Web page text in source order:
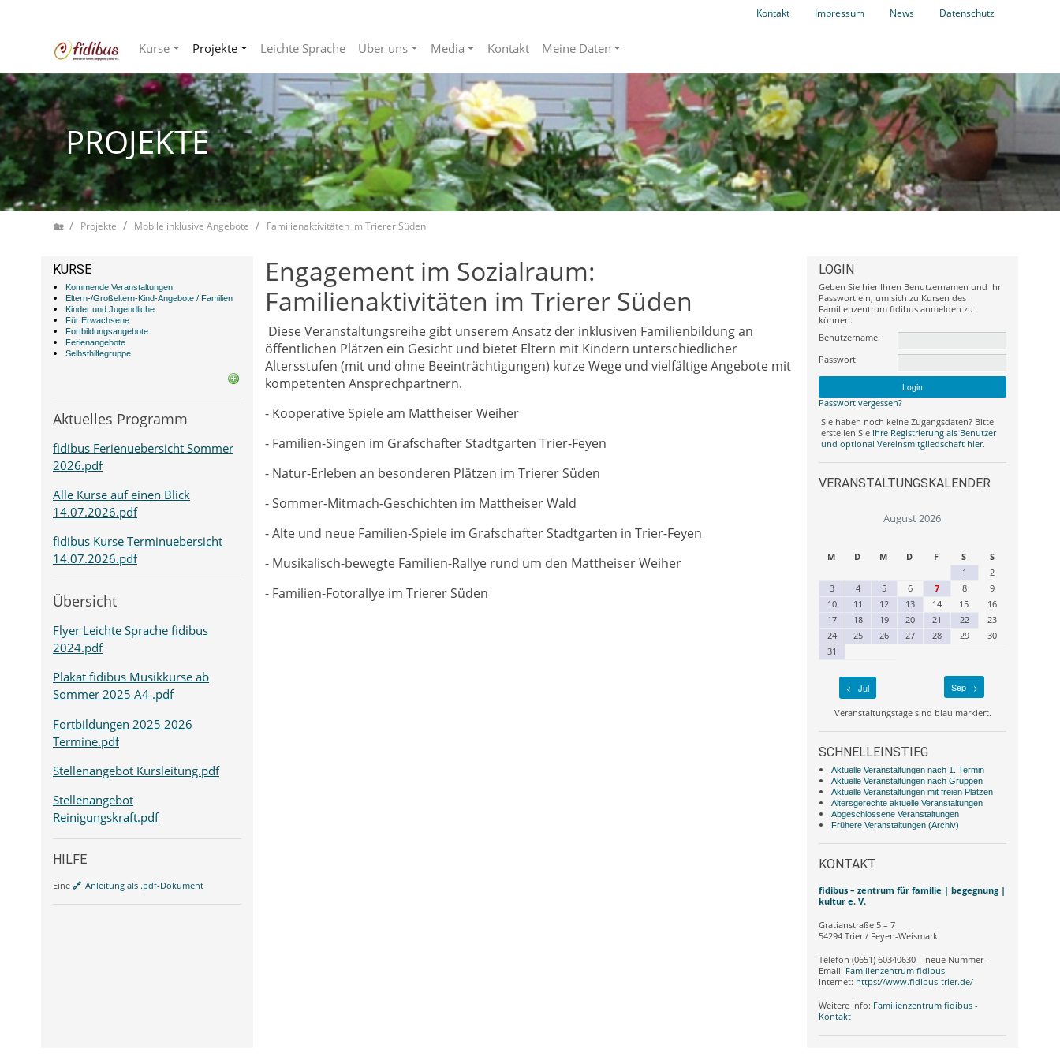
Zum Inhalt springen
Kontakt Impressum News Datenschutz
Kurse Projekte Leichte Sprache Über uns Media Kontakt Meine Daten
PROJEKTE
HomeProjekte Mobile inklusive Angebote Familienaktivitäten im Trierer Süden
Engagement im Sozialraum:
Familienaktivitäten im Trierer Süden
Diese Veranstaltungsreihe gibt unserem Ansatz der inklusiven Familienbildung an
öffentlichen Plätzen ein Gesicht und bietet Eltern mit Kindern unterschiedlicher
Altersstufen (mit und ohne Beeinträchtigungen) kurze Wege und vielfältige Angebote mit
kompetenten Ansprechpartnern.
- Kooperative Spiele am Mattheiser Weiher
- Familien-Singen im Grafschafter Stadtgarten Trier-Feyen
- Natur-Erleben an besonderen Plätzen im Trierer Süden
- Sommer-Mitmach-Geschichten im Mattheiser Wald
- Alte und neue Familien-Spiele im Grafschafter Stadtgarten in Trier-Feyen
- Musikalisch-bewegte Familien-Rallye rund um den Mattheiser Weiher
- Familien-Fotorallye im Trierer Süden
KURSE
Kommende Veranstaltungen
Eltern-/Großeltern-Kind-Angebote / Familien
Kinder und Jugendliche
Für Erwachsene
Fortbildungsangebote
Ferienangebote
Selbsthilfegruppe
Aktuelles Programm
fidibus Ferienuebersicht Sommer
2026.pdf
Alle Kurse auf einen Blick
14.07.2026.pdf
fidibus Kurse Terminuebersicht
14.07.2026.pdf
Übersicht
Flyer Leichte Sprache fidibus
2024.pdf
Plakat fidibus Musikkurse ab
Sommer 2025 A4 .pdf
Fortbildungen 2025 2026
Termine.pdf
Stellenangebot Kursleitung.pdf
Stellenangebot
Reinigungskraft.pdf
HILFE
Eine Anleitung als .pdf-Dokument
LOGIN
Geben Sie hier Ihren Benutzernamen und Ihr
Passwort ein, um sich zu Kursen des
Familienzentrum fidibus anmelden zu
können.
Benutzername:
Passwort:
Passwort vergessen?
Sie haben noch keine Zugangsdaten? Bitte
erstellen Sie Ihre Registrierung als Benutzer
und optional Vereinsmitgliedschaft hier.
VERANSTALTUNGSKALENDER
August 2026
M D M D F S S
< Jul Sep >
1
2
3
4 5 6 7 8
9
10
11 12 13 14 15
16
17
18 19 20 21 22
23
24
25 26 27 28 29
30
31
Veranstaltungstage sind blau markiert.
SCHNELLEINSTIEG
Aktuelle Veranstaltungen nach 1. Termin
Aktuelle Veranstaltungen nach Gruppen
Aktuelle Veranstaltungen mit freien Plätzen
Altersgerechte aktuelle Veranstaltungen
Abgeschlossene Veranstaltungen
Frühere Veranstaltungen (Archiv)
KONTAKT
fidibus – zentrum für familie | begegnung |
kultur e. V.
Gratianstraße 5 – 7
54294 Trier / Feyen-Weismark
Telefon (0651) 60340630 – neue Nummer -
Email: Familienzentrum fidibus
Internet: https://www.fidibus-trier.de/
Weitere Info: Familienzentrum fidibus -
Kontakt